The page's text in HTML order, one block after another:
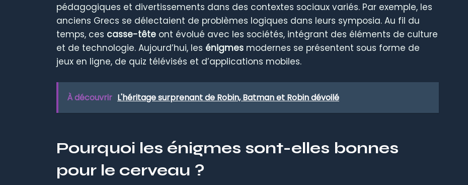
pédagogiques et divertissements dans des contextes sociaux variés. Par exemple, les
anciens Grecs se délectaient de problèmes logiques dans leurs symposia. Au fil du
temps, ces casse-tête ont évolué avec les sociétés, intégrant des éléments de culture
et de technologie. Aujourd’hui, les énigmes modernes se présentent sous forme de
jeux en ligne, de quiz télévisés et d’applications mobiles.
À découvrir L'héritage surprenant de Robin, Batman et Robin dévoilé
Pourquoi les énigmes sont-elles bonnes
pour le cerveau ?